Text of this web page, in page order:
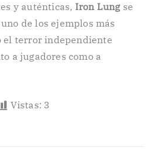
y auténticas, Iron Lung se
de los ejemplos más
el terror independiente
a jugadores como a
Vistas: 3